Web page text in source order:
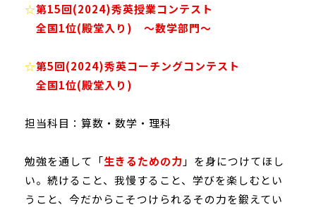
☆第15回(2024)秀英授業コンテスト
全国1位(殿堂入り) 〜数学部門〜
☆第5回(2024)秀英コーチングコンテスト
全国1位(殿堂入り)
担当科目：算数・数学・理科
勉強を通して「生きるための力 」を身につけてほし
い。続けること、我慢すること、学びを楽しむとい
うこと、今だからこそつけられるその力を鍛えてい